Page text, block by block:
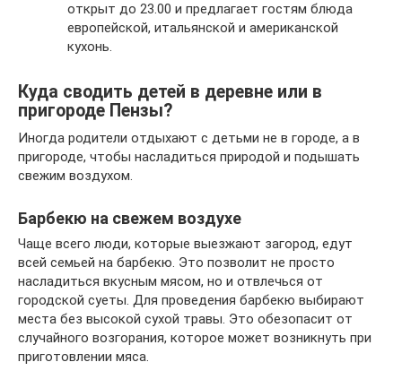
открыт до 23.00 и предлагает гостям блюда
европейской, итальянской и американской
кухонь.
Куда сводить детей в деревне или в
пригороде Пензы?
Иногда родители отдыхают с детьми не в городе, а в
пригороде, чтобы насладиться природой и подышать
свежим воздухом.
Барбекю на свежем воздухе
Чаще всего люди, которые выезжают загород, едут
всей семьей на барбекю. Это позволит не просто
насладиться вкусным мясом, но и отвлечься от
городской суеты. Для проведения барбекю выбирают
места без высокой сухой травы. Это обезопасит от
случайного возгорания, которое может возникнуть при
приготовлении мяса.